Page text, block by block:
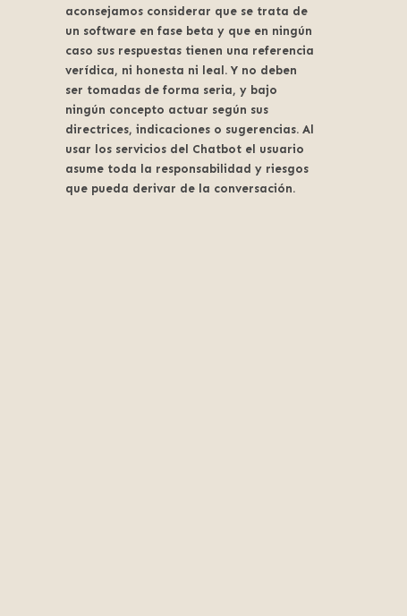
aconsejamos considerar que se trata de
un software en fase beta y que en ningún
caso sus respuestas tienen una referencia
verídica, ni honesta ni leal. Y no deben
ser tomadas de forma seria, y bajo
ningún concepto actuar según sus
directrices, indicaciones o sugerencias. Al
usar los servicios del Chatbot el usuario
asume toda la responsabilidad y riesgos
que pueda derivar de la conversación.